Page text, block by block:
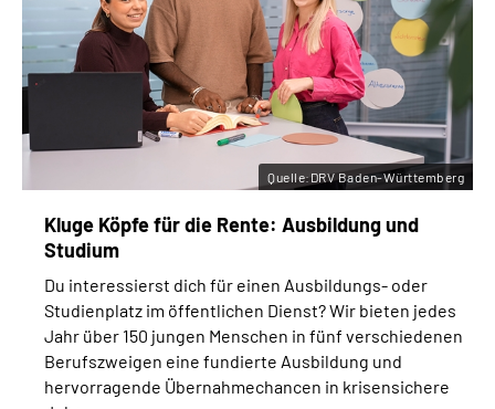
Kluge Köpfe für die Rente: Ausbildung und
Studium
Du interessierst dich für einen Ausbildungs- oder
Studienplatz im öffentlichen Dienst? Wir bieten jedes
Jahr über 150 jungen Menschen in fünf verschiedenen
Berufszweigen eine fundierte Ausbildung und
hervorragende Übernahmechancen in krisensichere
Quelle:DRV Baden-Württemberg